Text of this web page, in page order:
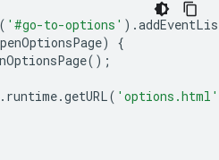
( '#go-to-options' ).
)
{
();
. runtime.getURL( 'options.html'